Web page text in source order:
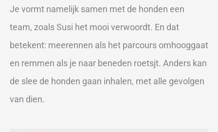
Je vormt namelijk samen met de honden een
team, zoals Susi het mooi verwoordt. En dat
betekent: meerennen als het parcours omhooggaat
en remmen als je naar beneden roetsjt. Anders kan
de slee de honden gaan inhalen, met alle gevolgen
van dien.